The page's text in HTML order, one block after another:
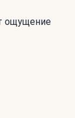
ощущение